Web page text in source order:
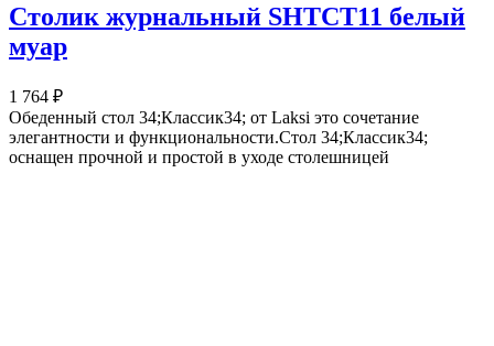
Столик журнальный SHTCT11 белый
муар
1 764 ₽
Обеденный стол 34;Классик34; от Laksi это сочетание
элегантности и функциональности.Стол 34;Классик34;
оснащен прочной и простой в уходе столешницей